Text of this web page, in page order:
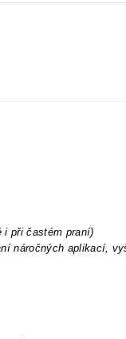
i při častém praní)
náročných aplikací,